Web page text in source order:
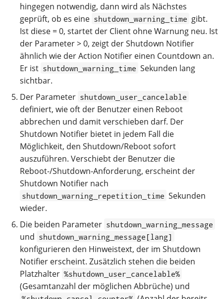
hingegen notwendig, dann wird als Nächstes
geprüft, ob es eine shutdown_warning_time gibt.
Ist diese = 0, startet der Client ohne Warnung neu. Ist
der Parameter > 0, zeigt der Shutdown Notifier
ähnlich wie der Action Notifier einen Countdown an.
Er ist shutdown_warning_time Sekunden lang
sichtbar.
Der Parameter shutdown_user_cancelable
definiert, wie oft der Benutzer einen Reboot
abbrechen und damit verschieben darf. Der
Shutdown Notifier bietet in jedem Fall die
Möglichkeit, den Shutdown/Reboot sofort
auszuführen. Verschiebt der Benutzer die
Reboot-/Shutdown-Anforderung, erscheint der
Shutdown Notifier nach
shutdown_warning_repetition_time Sekunden
wieder.
Die beiden Parameter shutdown_warning_message
und shutdown_warning_message[lang]
konfigurieren den Hinweistext, der im Shutdown
Notifier erscheint. Zusätzlich stehen die beiden
Platzhalter %shutdown_user_cancelable%
(Gesamtanzahl der möglichen Abbrüche) und